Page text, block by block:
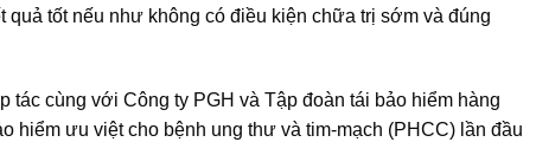
quả tốt nếu như không có điều kiện chữa trị sớm và đúng
tác cùng với Công ty PGH và Tập đoàn tái bảo hiểm hàng
hiểm ưu việt cho bệnh ung thư và tim-mạch (PHCC) lần đầu